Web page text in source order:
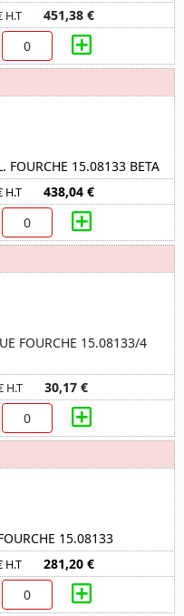
H.T 451,38 €
FOURCHE 15.08133 BETA
H.T 438,04 €
FOURCHE 15.08133/4
H.T 30,17 €
15.08133
H.T 281,20 €